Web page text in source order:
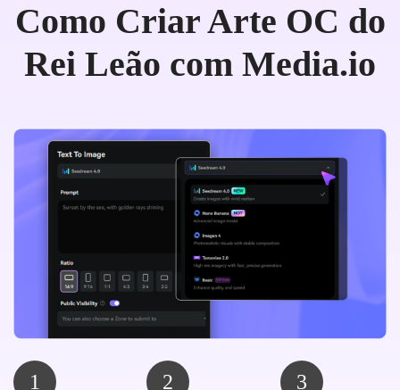
Como Criar Arte OC do
Rei Leão com Media.io
1 2 3